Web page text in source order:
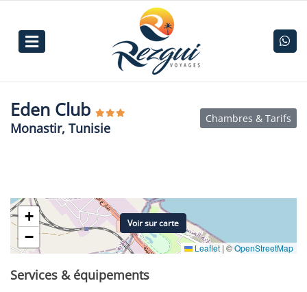
Eden Club
Monastir, Tunisie
Chambres & Tarifs
+
−
Leaflet | ©OpenStreetMap
Voir sur carte
Services & équipements